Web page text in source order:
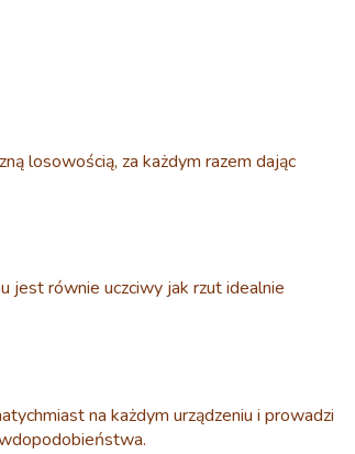
losowością, za każdym razem dając
jest równie uczciwy jak rzut idealnie
na każdym urządzeniu i prowadzi